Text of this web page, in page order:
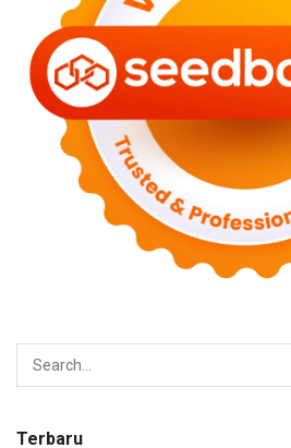
Terbaru